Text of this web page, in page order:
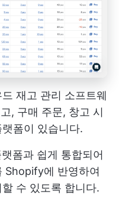
재고 관리 소프트웨
, 구매 주문, 창고 시
폼이 있습니다.
폼과 쉽게 통합되어
Shopify에 반영하여
수 있도록 합니다.